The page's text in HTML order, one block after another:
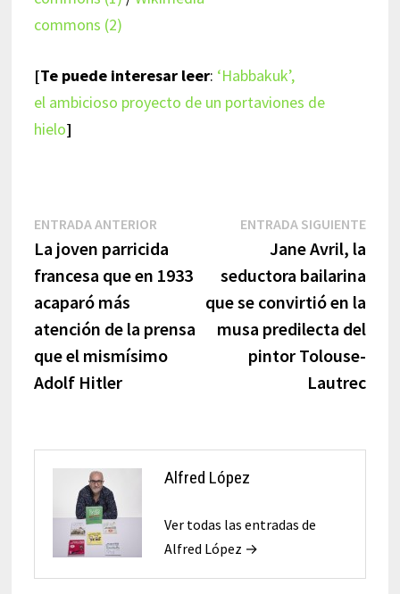
commons (2)
[Te puede interesar leer: ‘Habbakuk’,
el ambicioso proyecto de un portaviones de
hielo]
Navegación
de
entradas
ENTRADA ANTERIOREntrada
anterior:
La joven parricida
francesa que en 1933
acaparó más
atención de la prensa
que el mismísimo
Adolf Hitler
ENTRADA SIGUIENTE
Jane Avril, la
seductora bailarina
que se convirtió en la
musa predilecta del
pintor Tolouse-
Lautrec
Alfred López
Ver todas las entradas de
Alfred López →